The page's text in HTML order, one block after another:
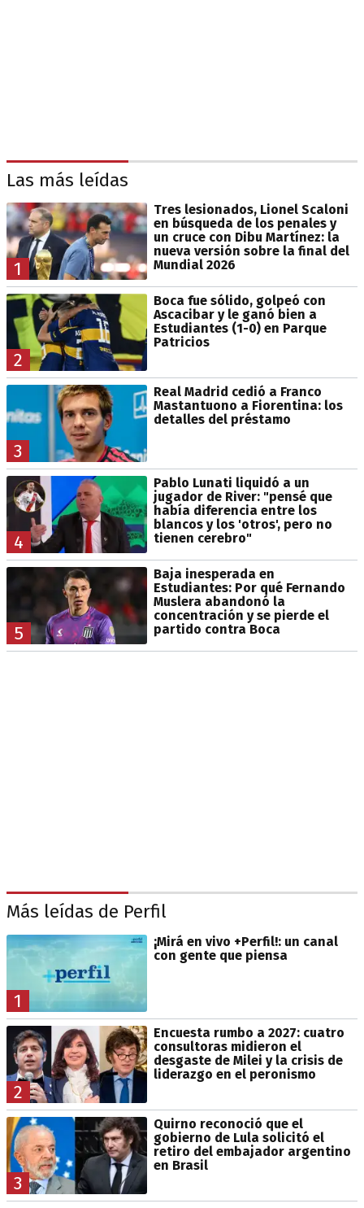
Las más leídas
1
Tres lesionados, Lionel Scaloni
en búsqueda de los penales y
un cruce con Dibu Martínez: la
nueva versión sobre la final del
Mundial 2026
2
Boca fue sólido, golpeó con
Ascacibar y le ganó bien a
Estudiantes (1-0) en Parque
Patricios
3
Real Madrid cedió a Franco
Mastantuono a Fiorentina: los
detalles del préstamo
4
Pablo Lunati liquidó a un
jugador de River: "pensé que
había diferencia entre los
blancos y los 'otros', pero no
tienen cerebro"
5
Baja inesperada en
Estudiantes: Por qué Fernando
Muslera abandonó la
concentración y se pierde el
partido contra Boca
Más leídas de Perfil
1
¡Mirá en vivo +Perfil!: un canal
con gente que piensa
2
Encuesta rumbo a 2027: cuatro
consultoras midieron el
desgaste de Milei y la crisis de
liderazgo en el peronismo
3
Quirno reconoció que el
gobierno de Lula solicitó el
retiro del embajador argentino
en Brasil